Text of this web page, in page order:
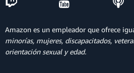
Amazon es un empleador que ofrece
minorías, mujeres, discapacitados,
orientación sexual y edad.